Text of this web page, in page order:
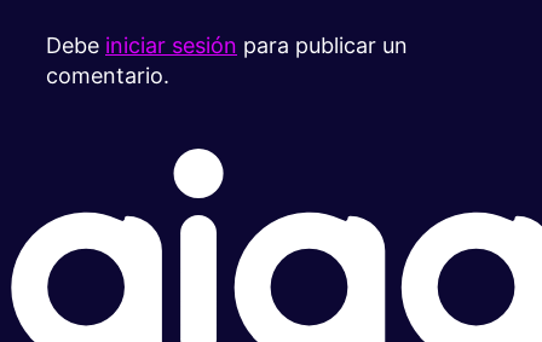
Debe iniciar sesión para publicar un
comentario.